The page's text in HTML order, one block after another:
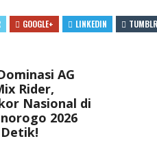
GOOGLE+ LINKEDIN TUMBLR
AG
Rider,
Nasional di
2026